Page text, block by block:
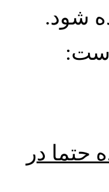
شود.
حتما در